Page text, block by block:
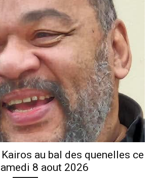
au bal des quenelles ce
8 aout 2026